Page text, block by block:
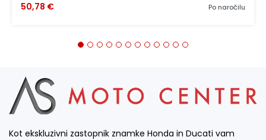
Po naročilu
50,78 €
Kot ekskluzivni zastopnik znamke Honda in Ducati vam